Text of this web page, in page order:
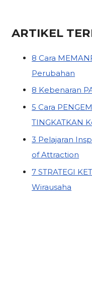
ARTIKEL
8 Cara
Perubahan
8 Kebenaran
5 Cara
TINGKATKAN
3 Pelajaran
of Attraction
7 STRATEGI
Wirausaha